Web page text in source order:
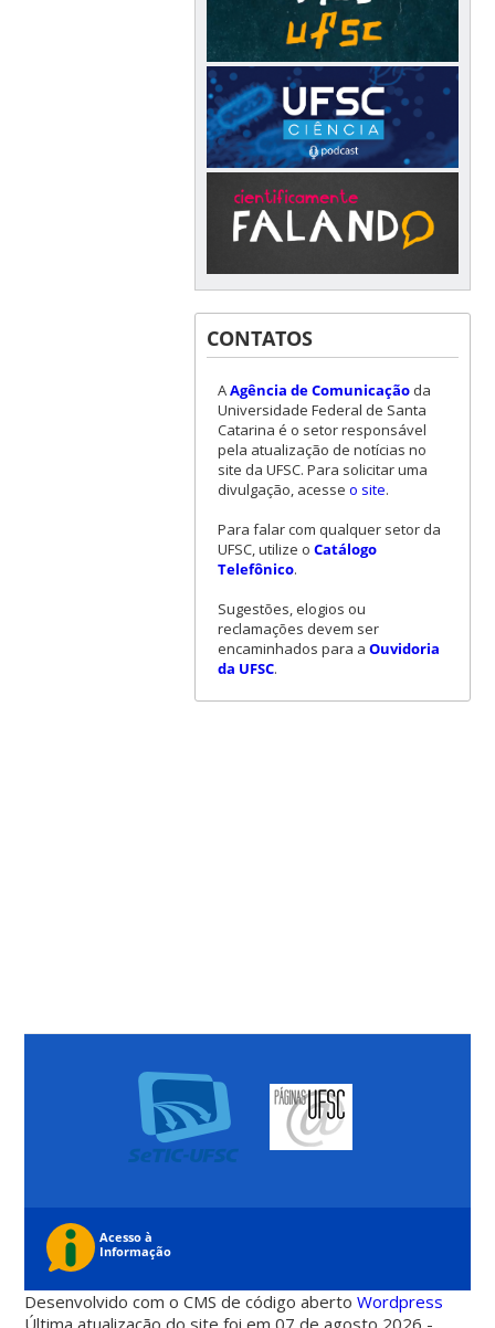
CONTATOS
AAgência de Comunicaçãoda
Universidade Federal de Santa
Catarina é o setor responsável
pela atualização de notícias no
site da UFSC. Para solicitar uma
divulgação, acesse o site.
Para falar com qualquer setor da
UFSC, utilize o Catálogo
Telefônico.
Sugestões, elogios ou
reclamações devem ser
encaminhados para a Ouvidoria
da UFSC.
Desenvolvido com o CMS de código abertoWordpress
Última atualização do site foi em 07 de agosto 2026 -